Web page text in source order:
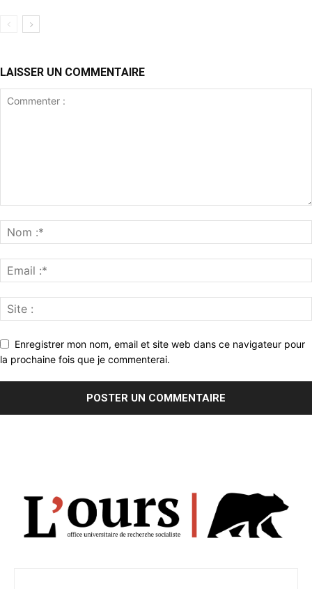
LAISSER UN COMMENTAIRE
Enregistrer mon nom, email et site web dans ce navigateur pour
la prochaine fois que je commenterai.